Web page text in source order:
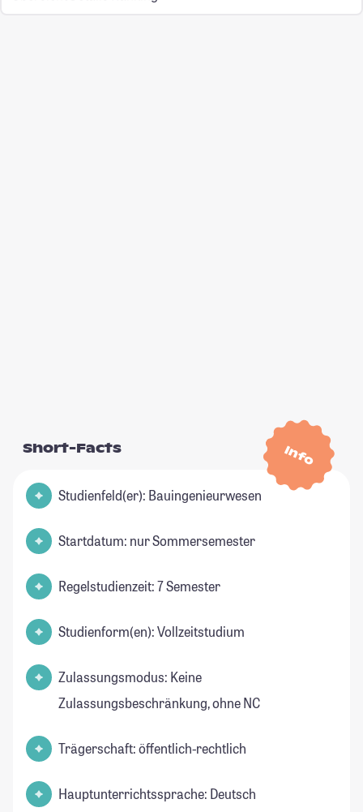
Info
Short-Facts
Studienfeld(er): Bauingenieurwesen
Startdatum: nur Sommersemester
Regelstudienzeit: 7 Semester
Studienform(en): Vollzeitstudium
Zulassungsmodus: Keine
Zulassungsbeschränkung, ohne NC
Trägerschaft: öffentlich-rechtlich
Hauptunterrichtssprache: Deutsch